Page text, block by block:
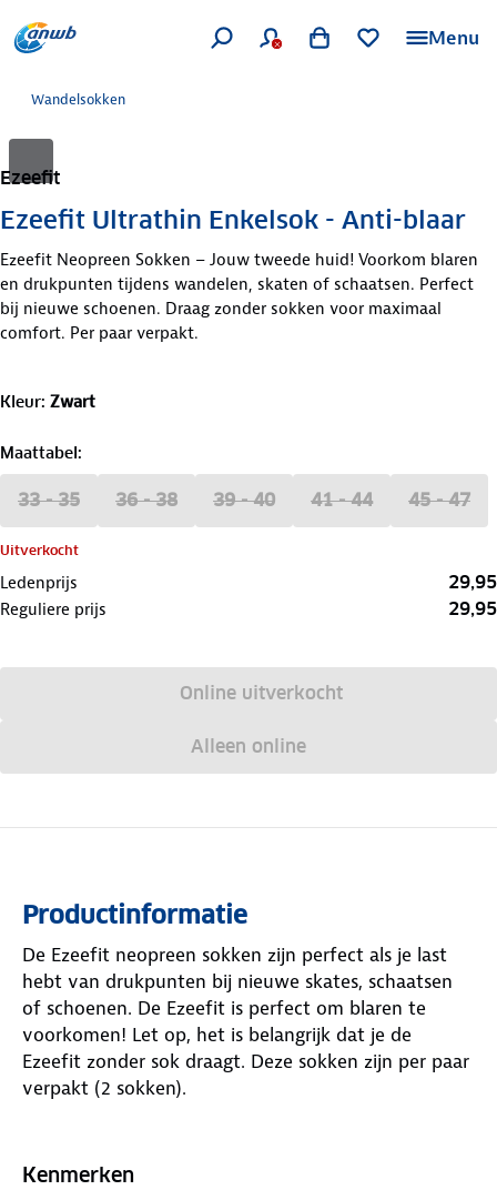
Menu
Wandelsokken
Ezeefit
Ezeefit Ultrathin Enkelsok - Anti-blaar
Ezeefit Neopreen Sokken – Jouw tweede huid! Voorkom blaren
en drukpunten tijdens wandelen, skaten of schaatsen. Perfect
bij nieuwe schoenen. Draag zonder sokken voor maximaal
comfort. Per paar verpakt.
Kleur: Zwart
Maattabel:
33 - 35 36 - 38 39 - 40 41 - 44 45 - 47
Uitverkocht
Ledenprijs 29,95
Reguliere prijs 29,95
Online uitverkocht
Alleen online
Productinformatie
De Ezeefit neopreen sokken zijn perfect als je last
hebt van drukpunten bij nieuwe skates, schaatsen
of schoenen. De Ezeefit is perfect om blaren te
voorkomen! Let op, het is belangrijk dat je de
Ezeefit zonder sok draagt. Deze sokken zijn per paar
verpakt (2 sokken).
is 1 mm.
Kenmerken